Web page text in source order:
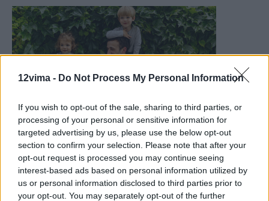
12vima - Do Not Process My Personal Information
If you wish to opt-out of the sale, sharing to third parties, or
processing of your personal or sensitive information for
targeted advertising by us, please use the below opt-out
section to confirm your selection. Please note that after your
opt-out request is processed you may continue seeing
interest-based ads based on personal information utilized by
us or personal information disclosed to third parties prior to
your opt-out. You may separately opt-out of the further